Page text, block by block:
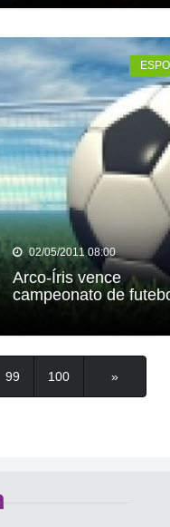
02/05/2011 08:00
Arco-Íris vence
campeonato de
99 100 »